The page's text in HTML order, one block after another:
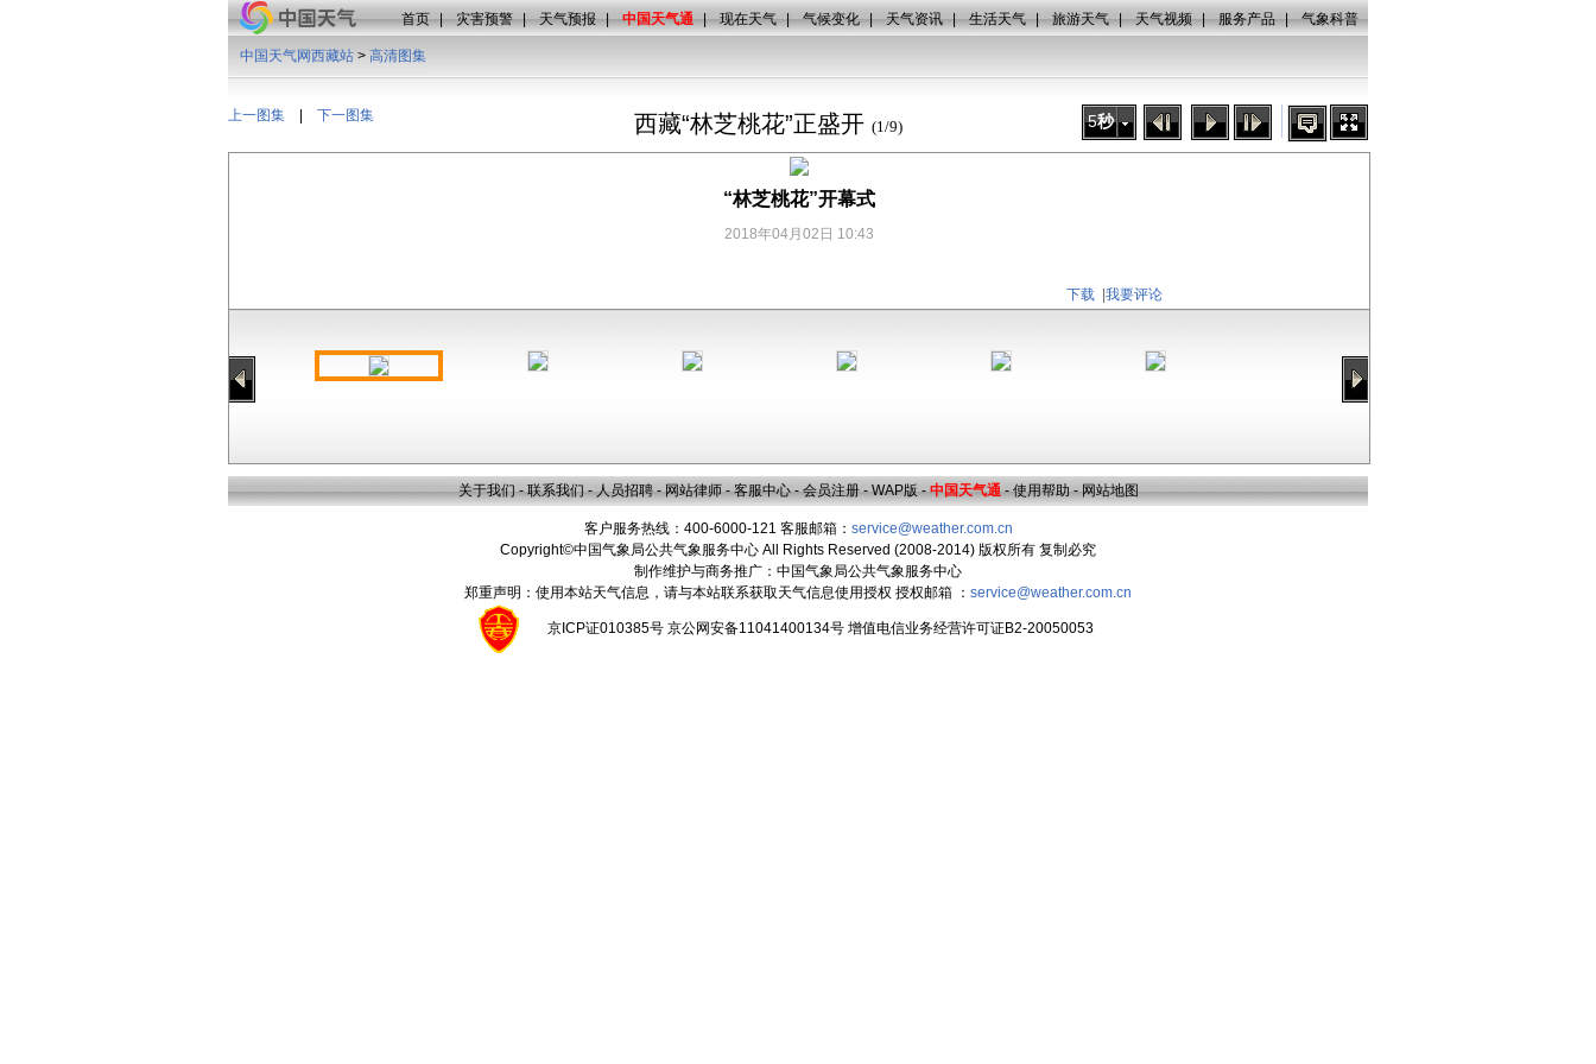
首页 | 灾害预警 | 天气预报 | 中国天气通 | 现在天气 | 气候变化 | 天气资讯 | 生活天气 | 旅游天气 | 天气视频 | 服务产品 | 气象科普
上一图集 下一图集
中国天气网西藏站 > 高清图集
西藏“林芝桃花”正盛开 (1/9) 5秒
“林芝桃花”开幕式
2018年04月02日 10:43
下载 我要评论
关于我们 - 联系我们 - 人员招聘 - 网站律师 - 客服中心 - 会员注册 - WAP版 - 中国天气通 - 使用帮助 - 网站地图
客户服务热线：400-6000-121 客服邮箱： service@weather.com.cn
Copyright©中国气象局公共气象服务中心 All Rights Reserved (2008-2014) 版权所有 复制必究
制作维护与商务推广：中国气象局公共气象服务中心
郑重声明：使用本站天气信息，请与本站联系获取天气信息使用授权 授权邮箱 ： service@weather.com.cn
京ICP证010385号 京公网安备11041400134号 增值电信业务经营许可证B2-20050053